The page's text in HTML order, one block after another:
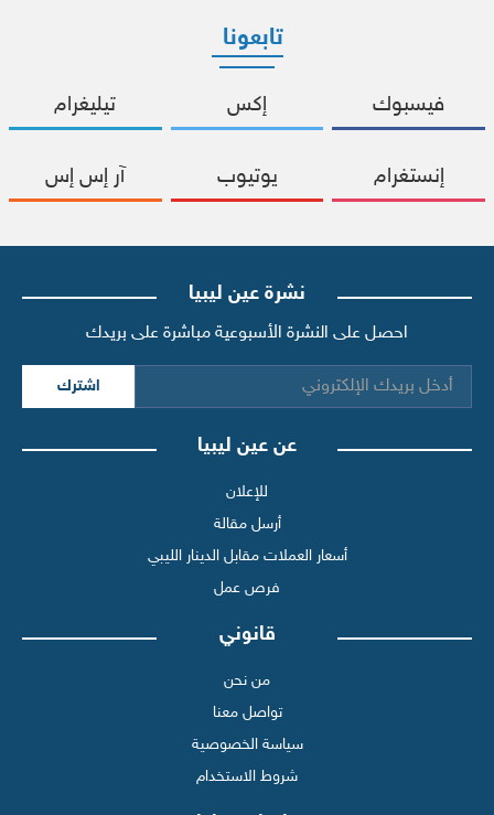
تابعونا
فيسبوك إكس تيليغرام
إنستغرام يوتيوب آر إس إس
نشرة عين ليبيا
احصل على النشرة الأسبوعية مباشرة على بريدك
اشترك
عن عين ليبيا
للإعلان
أرسل مقالة
أسعار العملات مقابل الدينار الليبي
فرص عمل
قانوني
من نحن
تواصل معنا
سياسة الخصوصية
شروط الاستخدام